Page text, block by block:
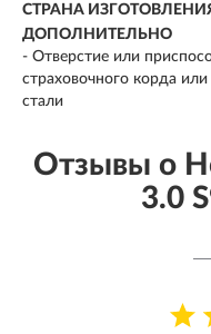
СТРАНА
ДОПОЛНИТЕЛЬНО
- Отверстие или
страховочного корда
стали
Отзывы о
3.0